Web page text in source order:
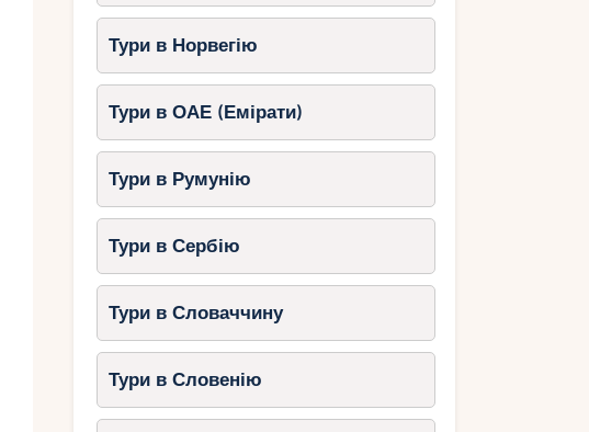
Тури в Норвегію
Тури в ОАЕ (Емірати)
Тури в Румунію
Тури в Сербію
Тури в Словаччину
Тури в Словенію